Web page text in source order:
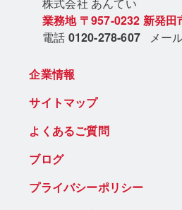
業務地 〒957-0232 新発田
電話 0120-278-607 メー
企業情報
サイトマップ
よくあるご質問
ブログ
プライバシーポリシー